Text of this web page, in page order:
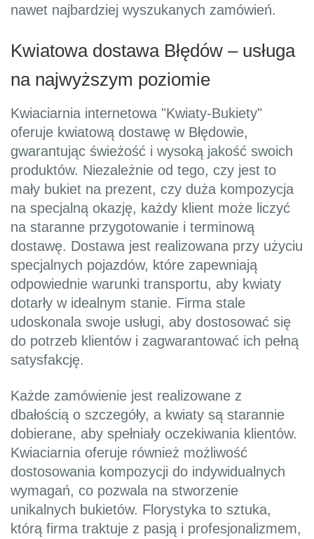
nawet najbardziej wyszukanych zamówień.
Kwiatowa dostawa Błędów – usługa
na najwyższym poziomie
Kwiaciarnia internetowa "Kwiaty-Bukiety"
oferuje kwiatową dostawę w Błędowie,
gwarantując świeżość i wysoką jakość swoich
produktów. Niezależnie od tego, czy jest to
mały bukiet na prezent, czy duża kompozycja
na specjalną okazję, każdy klient może liczyć
na staranne przygotowanie i terminową
dostawę. Dostawa jest realizowana przy użyciu
specjalnych pojazdów, które zapewniają
odpowiednie warunki transportu, aby kwiaty
dotarły w idealnym stanie. Firma stale
udoskonala swoje usługi, aby dostosować się
do potrzeb klientów i zagwarantować ich pełną
satysfakcję.
Każde zamówienie jest realizowane z
dbałością o szczegóły, a kwiaty są starannie
dobierane, aby spełniały oczekiwania klientów.
Kwiaciarnia oferuje również możliwość
dostosowania kompozycji do indywidualnych
wymagań, co pozwala na stworzenie
unikalnych bukietów. Florystyka to sztuka,
którą firma traktuje z pasją i profesjonalizmem,